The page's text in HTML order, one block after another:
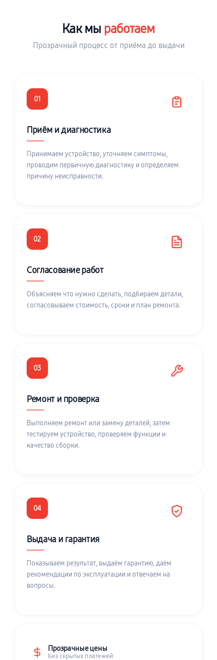
Как мы работаем
Прозрачный процесс от приёма до выдачи
01
Приём и диагностика
Принимаем устройство, уточняем симптомы,
проводим первичную диагностику и определяем
причину неисправности.
02
Согласование работ
Объясняем что нужно сделать, подбираем детали,
согласовываем стоимость, сроки и план ремонта.
03
Ремонт и проверка
Выполняем ремонт или замену деталей, затем
тестируем устройство, проверяем функции и
качество сборки.
04
Выдача и гарантия
Показываем результат, выдаём гарантию, даём
рекомендации по эксплуатации и отвечаем на
вопросы.
Прозрачные цены
Без скрытых платежей